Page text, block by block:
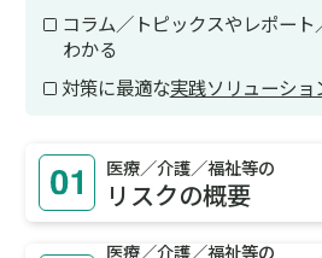
コラム／トピックスやレポート
わかる
対策に最適な実践ソリューショ
医療／介護／福祉等の
リスクの概要
医療／介護／福祉等の